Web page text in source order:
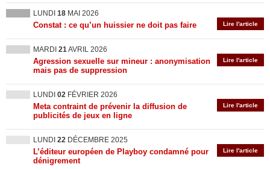
LUNDI 18 MAI 2026
Lire l'article
Constat : ce qu’un huissier ne doit pas faire
MARDI 21AVRIL 2026
Lire l'article
Agression sexuelle sur mineur : anonymisation
mais pas de suppression
LUNDI 02 FÉVRIER 2026
Lire l'article
Meta contraint de prévenir la diffusion de
publicités de jeux en ligne
LUNDI 22 DÉCEMBRE 2025
Lire l'article
L’éditeur européen de Playboy condamné pour
dénigrement